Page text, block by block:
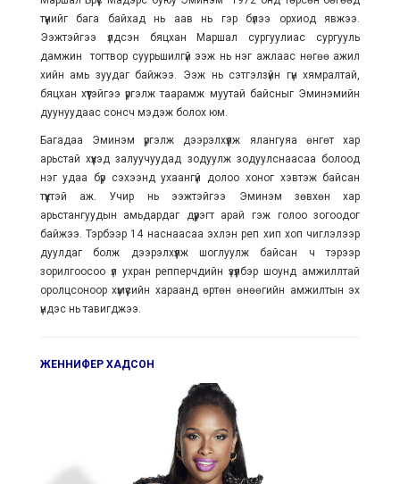
түүнийг бага байхад нь аав нь гэр бүлээ орхиод явжээ.
Ээжтэйгээ үлдсэн бяцхан Маршал сургуулиас сургууль
дамжин тогтвор суурьшилгүй ээж нь нэг ажлаас нөгөө ажил
хийн амь зуудаг байжээ. Ээж нь сэтгэлзүйн гүн хямралтай,
бяцхан хүүтэйгээ үргэлж таарамж муутай байсныг Эминэмийн
дуунуудаас сонсч мэдэж болох юм.
Багадаа Эминэм үргэлж дээрэлхүүлж ялангуяа өнгөт хар
арьстай хүүхэд залуучуудад зодуулж зодуулснаасаа болоод
нэг удаа бүр сэхээнд ухаангүй долоо хоног хэвтэж байсан
түүхтэй аж. Учир нь ээжтэйгээ Эминэм зөвхөн хар
арьстангуудын амьдардаг дүүрэгт арай гэж голоо зогоодог
байжээ. Тэрбээр 14 наснаасаа эхлэн реп хип хоп чиглэлээр
дуулдаг болж дээрэлхүүлж шоглуулж байсан ч тэрээр
зорилгоосоо үл ухран репперчдийн үзүүлбэр шоунд амжиллтай
оролцсоноор хүмүүсийн хараанд өртөн өнөөгийн амжилтын эх
үндэс нь тавигджээ.
ЖЕННИФЕР ХАДСОН